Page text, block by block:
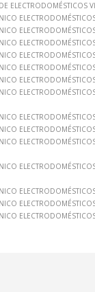
ELECTRODOMÉSTICOS
ELECTRODOMÉSTICOS